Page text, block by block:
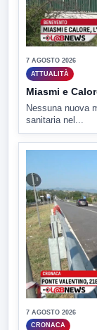
7 AGOSTO 2026
ATTUALITÀ
Miasmi e
Nessuna nuova
sanitaria nel...
7 AGOSTO 2026
CRONACA